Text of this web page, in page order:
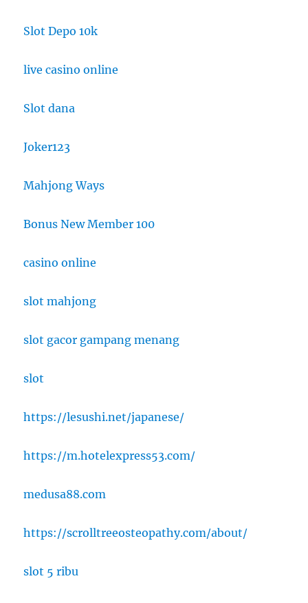
Slot Depo 10k
live casino online
Slot dana
Joker123
Mahjong Ways
Bonus New Member 100
casino online
slot mahjong
slot gacor gampang menang
slot
https://lesushi.net/japanese/
https://m.hotelexpress53.com/
medusa88.com
https://scrolltreeosteopathy.com/about/
slot 5 ribu